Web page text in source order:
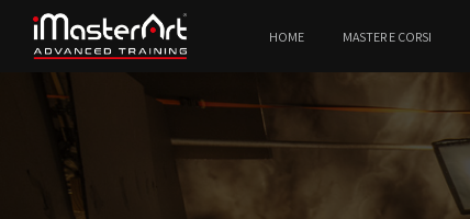
HOME MASTER E CORSI